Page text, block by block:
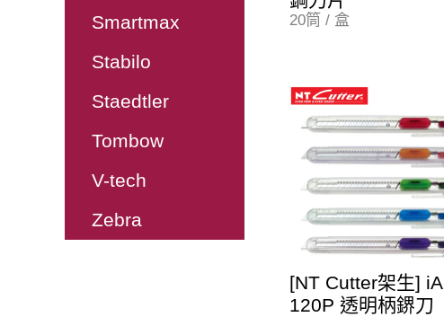
Smartmax
Stabilo
Staedtler
Tombow
V-tech
Zebra
20筒 / 盒
[NT Cutter架生]
120P 透明柄鎅刀